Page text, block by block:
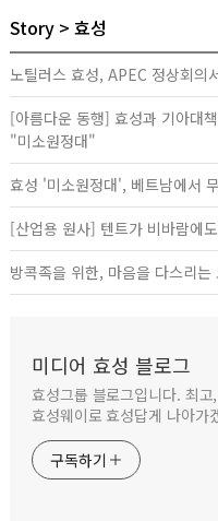
Story 효성
노틸러스 효성, APEC 정상회의
[아름다운 동행] 효성과 기아대
"미소원정대"
효성 '미소원정대', 베트남에서
[산업용 원사] 텐트가 비바람에
방콕족을 위한, 마음을 다스리
미디어 효성 블로그
효성그룹 블로그입니다. 최
효성웨이로 효성답게 나아가
구독하기